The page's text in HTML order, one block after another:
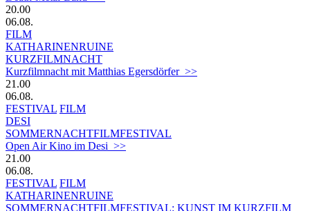
20.00
06.08.
FILM
KATHARINENRUINE
KURZFILMNACHT
Kurzfilmnacht mit Matthias Egersdörfer >>
21.00
06.08.
FESTIVAL FILM
DESI
SOMMERNACHTFILMFESTIVAL
Open Air Kino im Desi >>
21.00
06.08.
FESTIVAL FILM
KATHARINENRUINE
SOMMERNACHTFILMFESTIVAL: KUNST IM KURZFILM